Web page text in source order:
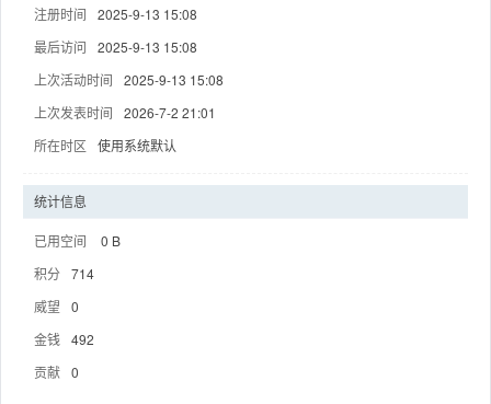
注册时间
2025-9-13 15:08
最后访问
2025-9-13 15:08
上次活动时间
2025-9-13 15:08
上次发表时间
2026-7-2 21:01
所在时区
使用系统默认
统计信息
已用空间
0 B
积分 714
威望
0
金钱
492
贡献 0